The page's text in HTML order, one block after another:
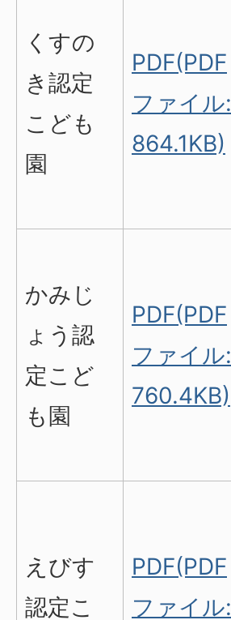
くすの
き認定
こども
園
PDF(PDF
ファイル:
864.1KB)
かみじ
ょう認
定こど
も園
PDF(PDF
ファイル:
760.4KB)
えびす
認定こ
PDF(PDF
ファイル: